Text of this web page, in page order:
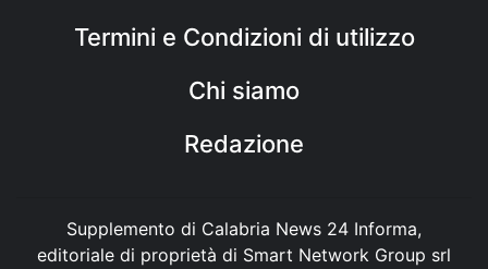
Termini e Condizioni di utilizzo
Chi siamo
Redazione
Supplemento di Calabria News 24 Informa,
editoriale di proprietà di Smart Network Group srl